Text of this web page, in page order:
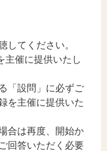
してください。
主催に提供いたし
「設問」に必ずご
を主催に提供いた
合は再度、開始か
回答いただく必要